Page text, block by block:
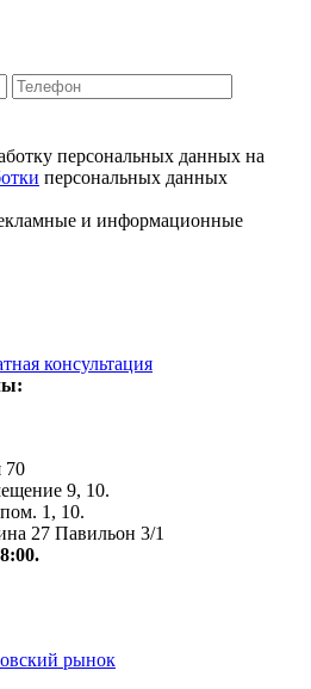
персональных данных на
персональных данных
и информационные
консультация
70
9, 10.
1, 10.
27 Павильон 3/1